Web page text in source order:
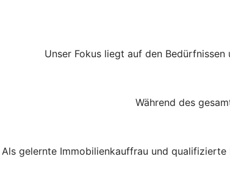
Unser Fokus liegt auf den
Während des
Als gelernte Immobilienkauffrau und